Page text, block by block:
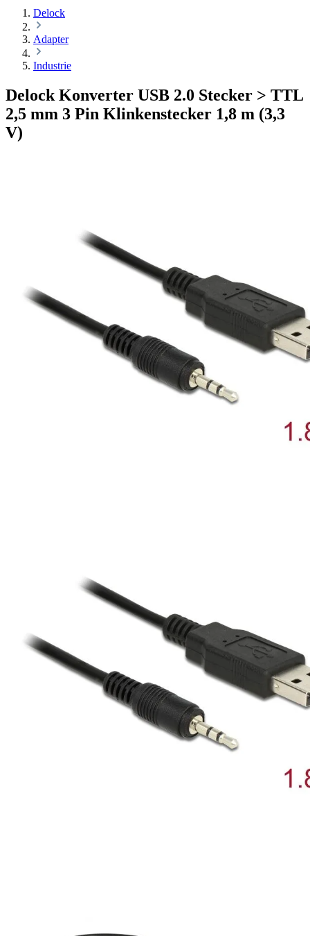
Delock
Adapter
Industrie
Delock Konverter USB 2.0 Stecker > TTL
2,5 mm 3 Pin Klinkenstecker 1,8 m (3,3
V)